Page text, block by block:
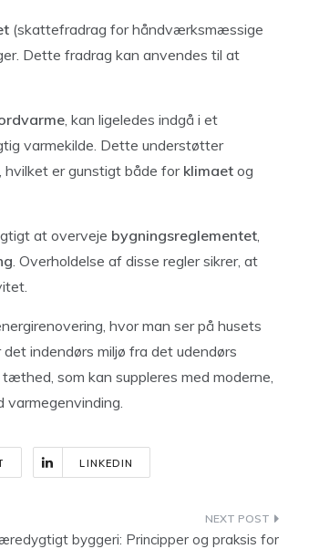
(skattefradrag for håndværksmæssige
Dette fradrag kan anvendes til at
, kan ligeledes indgå i et
varmekilde. Dette understøtter
, hvilket er gunstigt både for klimaet og
at overveje bygningsreglementet,
. Overholdelse af disse regler sikrer, at
hvor man ser på husets
indendørs miljø fra det udendørs
som kan suppleres med moderne,
LINKEDIN
byggeri: Principper og praksis for